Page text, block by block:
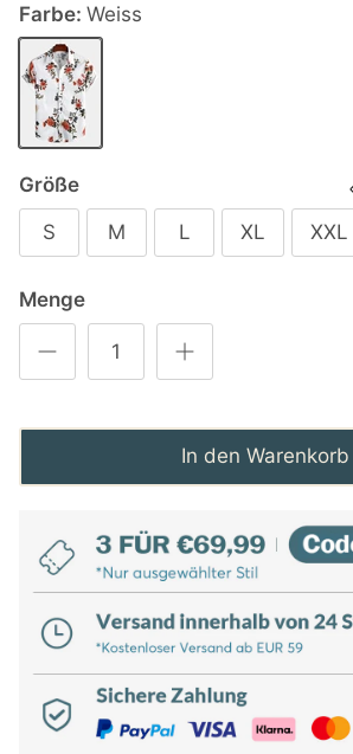
Farbe: Weiss
Größe
S
M L XL XXL
Menge
In den Warenkorb